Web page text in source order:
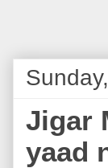
Jigar
yaad